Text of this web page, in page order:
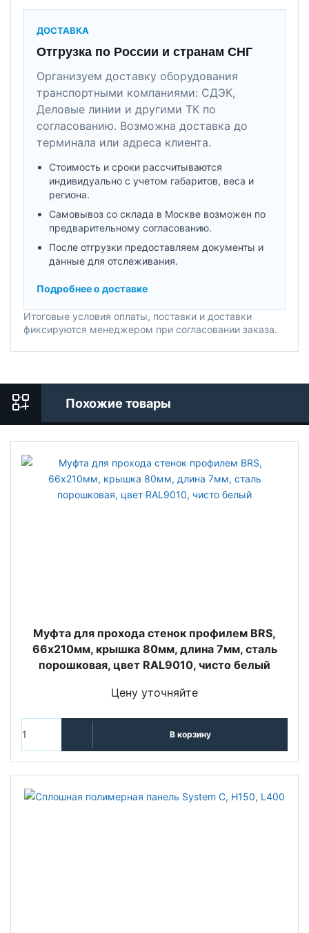
ДОСТАВКА
Отгрузка по России и странам СНГ
Организуем доставку оборудования
транспортными компаниями: СДЭК,
Деловые линии и другими ТК по
согласованию. Возможна доставка до
терминала или адреса клиента.
Стоимость и сроки рассчитываются
индивидуально с учетом габаритов, веса и
региона.
Самовывоз со склада в Москве возможен по
предварительному согласованию.
После отгрузки предоставляем документы и
данные для отслеживания.
Подробнее о доставке
Итоговые условия оплаты, поставки и доставки
фиксируются менеджером при согласовании заказа.
Похожие товары
Муфта для прохода стенок профилем BRS,
66х210мм, крышка 80мм, длина 7мм, сталь
порошковая, цвет RAL9010, чисто белый
Цену уточняйте
В корзину